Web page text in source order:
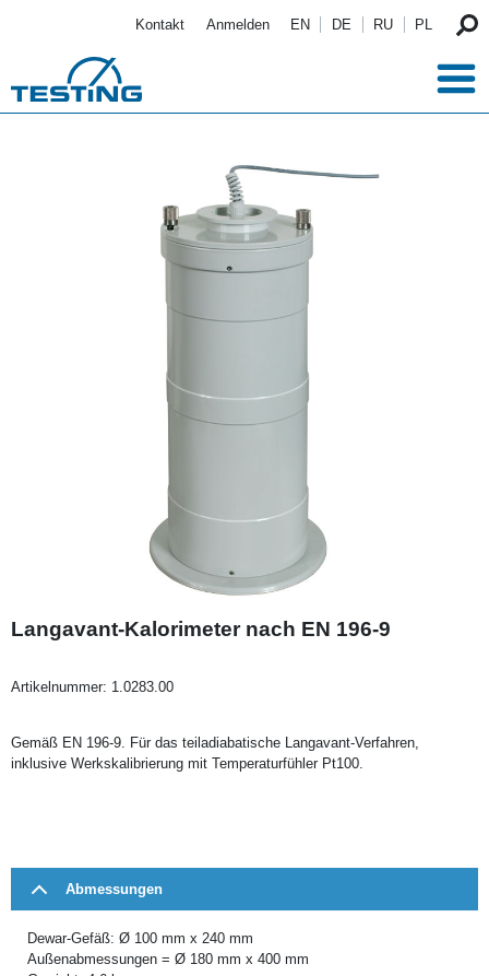
Kontakt Anmelden EN DE RU PL
Langavant-Kalorimeter nach EN 196-9
Artikelnummer: 1.0283.00
Gemäß EN 196-9. Für das teiladiabatische Langavant-Verfahren,
inklusive Werkskalibrierung mit Temperaturfühler Pt100.
Abmessungen
Dewar-Gefäß: Ø 100 mm x 240 mm
Außenabmessungen = Ø 180 mm x 400 mm